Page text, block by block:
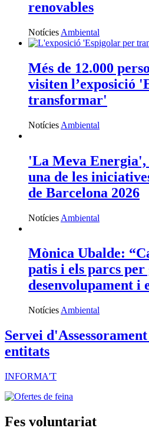
renovables
Notícies Ambiental
Més de 12.000
visiten l’exposició
transformar'
Notícies Ambiental
'La Meva Energia',
una de les
de Barcelona 2026
Notícies Ambiental
Mònica Ubalde:
patis i els parcs
desenvolupament i
Notícies Ambiental
Servei
entitats
INFORMA'T
Fes voluntariat